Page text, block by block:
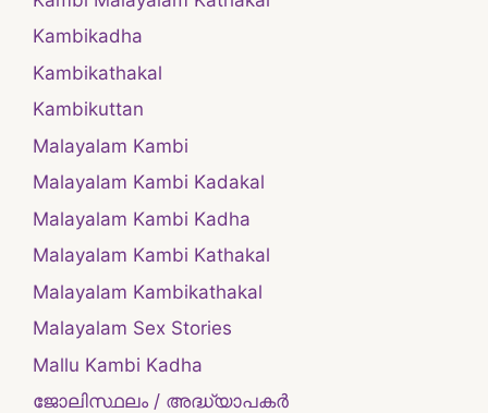
Kambikadha
Kambikathakal
Kambikuttan
Malayalam Kambi
Malayalam Kambi Kadakal
Malayalam Kambi Kadha
Malayalam Kambi Kathakal
Malayalam Kambikathakal
Malayalam Sex Stories
Mallu Kambi Kadha
ജോലിസ്ഥലം / അദ്ധ്യാപകർ